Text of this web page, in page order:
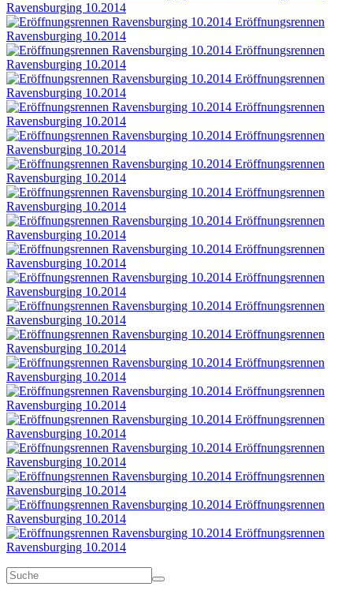
Ravensburging 10.2014
Eröffnungsrennen
Ravensburging 10.2014
Eröffnungsrennen
Ravensburging 10.2014
Eröffnungsrennen
Ravensburging 10.2014
Eröffnungsrennen
Ravensburging 10.2014
Eröffnungsrennen
Ravensburging 10.2014
Eröffnungsrennen
Ravensburging 10.2014
Eröffnungsrennen
Ravensburging 10.2014
Eröffnungsrennen
Ravensburging 10.2014
Eröffnungsrennen
Ravensburging 10.2014
Eröffnungsrennen
Ravensburging 10.2014
Eröffnungsrennen
Ravensburging 10.2014
Eröffnungsrennen
Ravensburging 10.2014
Eröffnungsrennen
Ravensburging 10.2014
Eröffnungsrennen
Ravensburging 10.2014
Eröffnungsrennen
Ravensburging 10.2014
Eröffnungsrennen
Ravensburging 10.2014
Eröffnungsrennen
Ravensburging 10.2014
Eröffnungsrennen
Ravensburging 10.2014
Eröffnungsrennen
Ravensburging 10.2014